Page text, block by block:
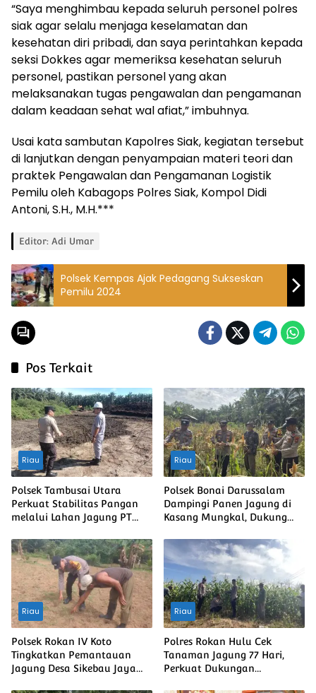
“Saya menghimbau kepada seluruh personel polres
siak agar selalu menjaga keselamatan dan
kesehatan diri pribadi, dan saya perintahkan kepada
seksi Dokkes agar memeriksa kesehatan seluruh
personel, pastikan personel yang akan
melaksanakan tugas pengawalan dan pengamanan
dalam keadaan sehat wal afiat,” imbuhnya.
Usai kata sambutan Kapolres Siak, kegiatan tersebut
di lanjutkan dengan penyampaian materi teori dan
praktek Pengawalan dan Pengamanan Logistik
Pemilu oleh Kabagops Polres Siak, Kompol Didi
Antoni, S.H., M.H.***
Editor: Adi Umar
Polsek Kempas Ajak Pedagang Sukseskan
Pemilu 2024
Pos Terkait
Riau
Polsek Tambusai Utara
Perkuat Stabilitas Pangan
melalui Lahan Jagung PT
Ketahanan Pangan Nasional
Riau
Polsek Bonai Darussalam
Dampingi Panen Jagung di
Kasang Mungkal, Dukung
Nasional
Riau
Polsek Rokan IV Koto
Tingkatkan Pemantauan
Jagung Desa Sikebau Jaya
Riau
Polres Rokan Hulu Cek
Tanaman Jagung 77 Hari,
Perkuat Dukungan